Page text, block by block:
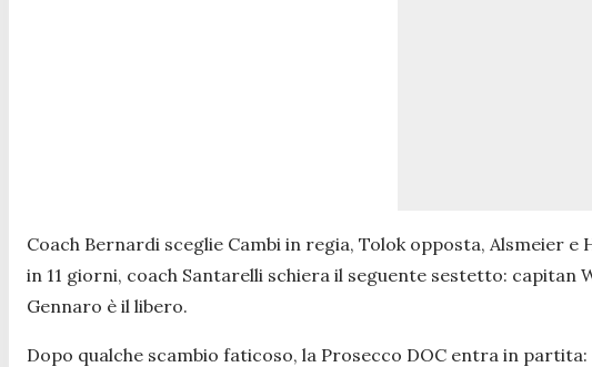
Coach Bernardi sceglie Cambi in regia, Tolok opposta, Alsmeier
in 11 giorni, coach Santarelli schiera il seguente sestetto: capitan
Gennaro è il libero.
Dopo qualche scambio faticoso, la Prosecco DOC entra in